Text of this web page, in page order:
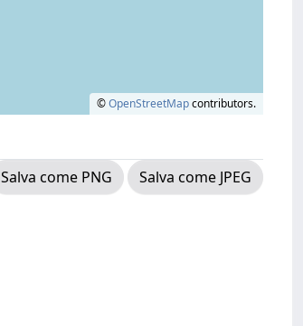
©OpenStreetMapcontributors.
Salva come PNG
Salva come JPEG